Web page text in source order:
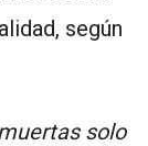
según
solo